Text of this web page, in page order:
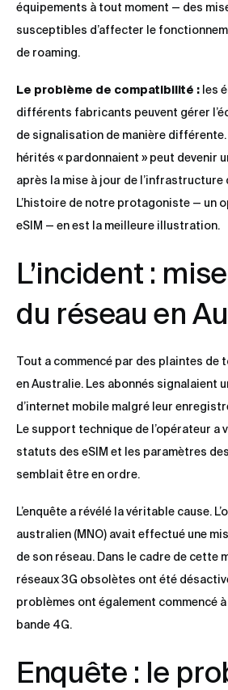
équipements à tout moment — des
susceptibles d’affecter le
de roaming.
Le problème de compatibilité : les
différents fabricants peuvent gérer
de signalisation de manière différente.
hérités « pardonnaient » peut devenir
après la mise à jour de l’infrastructure
L’histoire de notre protagoniste — un
eSIM — en est la meilleure illustration.
L’incident :
du réseau en
Tout a commencé par des plaintes de
en Australie. Les abonnés signalaient
d’internet mobile malgré leur
Le support technique de l’opérateur a
statuts des eSIM et les paramètres
semblait être en ordre.
L’enquête a révélé la véritable cause.
australien (MNO) avait effectué une
de son réseau. Dans le cadre de cette
réseaux 3G obsolètes ont été
problèmes ont également commencé
bande 4G.
Enquête : le